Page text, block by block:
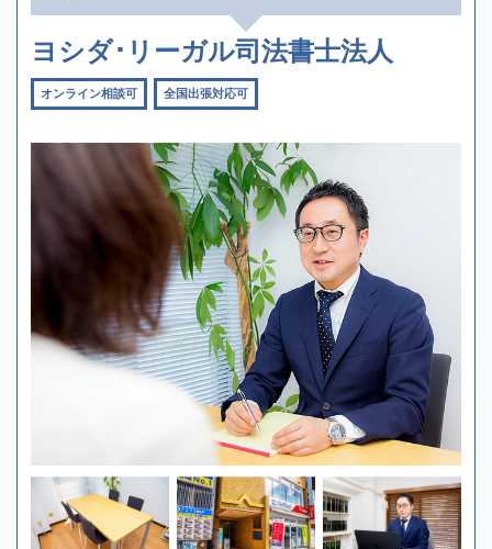
ヨシダ･リーガル司法書士法人
オンライン相談可 全国出張対応可